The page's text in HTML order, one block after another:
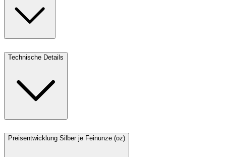
Technische Details
Preisentwicklung Silber je Feinunze (oz)